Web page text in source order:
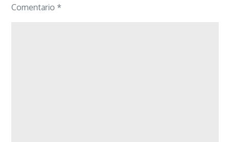
Comentario *